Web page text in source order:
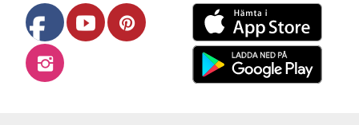
facebook youtube pinterest
instagram